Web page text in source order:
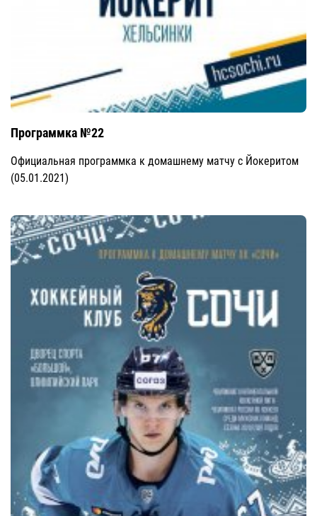
Программка №22
Официальная программка к домашнему матчу с Йокеритом
(05.01.2021)